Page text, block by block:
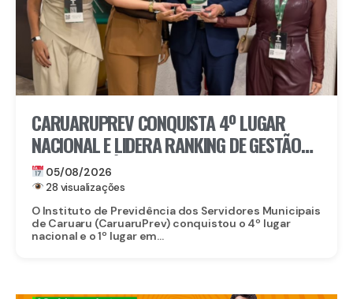
CARUARUPREV CONQUISTA 4º LUGAR
NACIONAL E LIDERA RANKING DE GESTÃO
PREVIDENCIÁRIA EM PERNAMBUCO
05/08/2026
28 visualizações
O Instituto de Previdência dos Servidores Municipais
de Caruaru (CaruaruPrev) conquistou o 4º lugar
nacional e o 1º lugar em...